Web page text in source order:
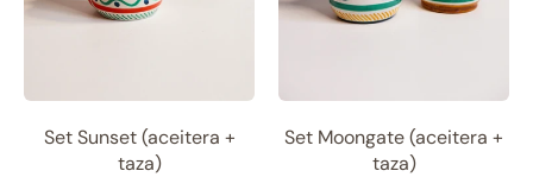
Set Sunset (aceitera +
taza)
Set Moongate (aceitera +
taza)